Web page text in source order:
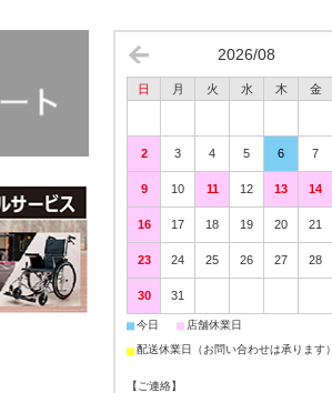
2026/08
日 月 火 水 木 金
2 3 4 5 6 7
9 10 11 12 13 14
16 17 18 19 20 21
23 24 25 26 27 28
30 31
■今日 ■ 店舗休業日
■配送休業日（お問い合わせは承ります）
【ご連絡】